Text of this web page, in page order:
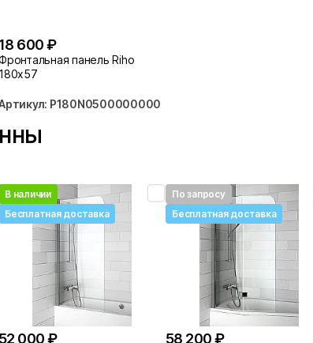
18 600 ₽
панель Riho
180x57
P180N0500000000
В наличии
Бесплатная доставка
52 000 ₽
По запросу
Бесплатная доставка
58 200 ₽